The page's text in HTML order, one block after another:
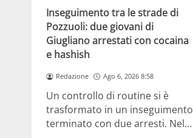
Inseguimento tra le strade di
Pozzuoli: due giovani di
Giugliano arrestati con cocaina
e hashish
Redazione Ago 6, 2026 8:58
Un controllo di routine si è
trasformato in un inseguimento
terminato con due arresti. Nel…